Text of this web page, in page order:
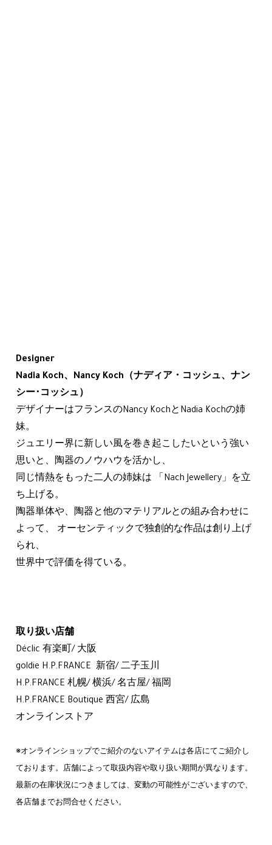
Designer
Nadia Koch、Nancy Koch（ナディア・コッシュ、ナン
シー･コッシュ）
デザイナーはフランスのNancy KochとNadia Kochの姉
妹。
ジュエリー界に新しい風を巻き起こしたいという強い
思いと、陶器のノウハウを活かし、
同じ情熱をもった二人の姉妹は 「Nach Jewellery」を立
ち上げる。
陶器単体や、陶器と他のマテリアルとの組み合わせに
よって、 オーセンティックで独創的な作品は創り上げ
られ、
世界中で評価を得ている。
取り扱い店舗
Déclic 有楽町/ 大阪
goldie H.P.FRANCE 新宿/ 二子玉川
H.P.FRANCE 札幌/ 横浜/ 名古屋/ 福岡
H.P.FRANCE Boutique 西宮/ 広島
オンラインストア
※オンラインショップでご紹介のないアイテムは各店にてご紹介し
ております。店舗によって取扱内容や取り扱い期間が異なります。
最新の在庫状況につきましては、変動の可能性がございますので、
各店舗までお問合せください。